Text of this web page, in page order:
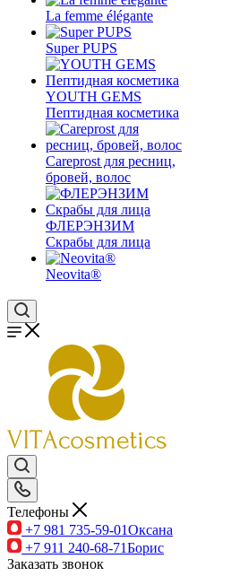
La femme élégante
Super PUPS
YOUTH GEMS
Пептидная косметика
Careprost для ресниц,
бровей, волос
ФЛЕРЭНЗИМ
Скрабы для лица
Neovita®
Телефоны
+7 981 735-59-01Оксана
+7 911 240-68-71Борис
Заказать звонок